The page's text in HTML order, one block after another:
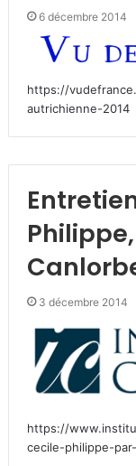
6 décembre 2014
https://
autrichienne-2014
3 décembre 2014
https://
cecile-philippe-